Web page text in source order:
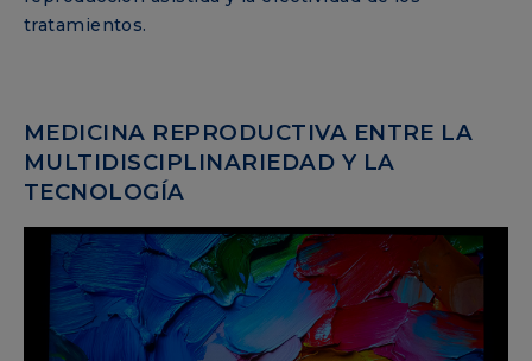
tratamientos.
MEDICINA REPRODUCTIVA ENTRE LA
MULTIDISCIPLINARIEDAD Y LA
TECNOLOGÍA